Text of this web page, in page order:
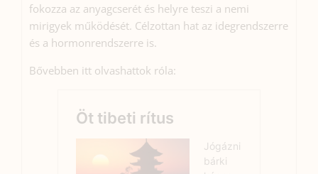
fokozza az anyagcserét és helyre teszi a nemi
mirigyek működését. Célzottan hat az idegrendszerre
és a hormonrendszerre is.
Bővebben itt olvashattok róla: